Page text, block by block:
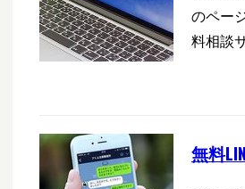
のペー
料相談
無料